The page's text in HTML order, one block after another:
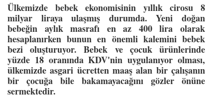
Ülkemizde bebek ekonomisinin yıllık cirosu 8
milyar liraya ulaşmış durumda. Yeni doğan
bebeğin aylık masrafı en az 400 lira olarak
hesaplanırken bunun en önemli kalemini bebek
bezi oluşturuyor. Bebek ve çocuk ürünlerinde
yüzde 18 oranında KDV'nin uygulanıyor olması,
ülkemizde asgari ücretten maaş alan bir çalışanın
bir çocuğa bile bakamayacağını gözler önüne
sermektedir.